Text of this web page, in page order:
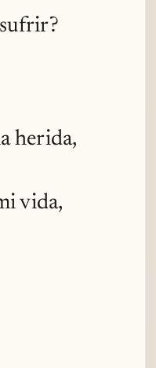
herida,
vida,